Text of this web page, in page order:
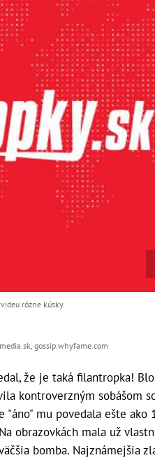
rôzne kúsky.
gossip.whyfame.com
že je taká filantropka!
kontroverzným sobášom
"áno" mu povedala ešte ako
obrazovkách mala už
bomba. Najznámejšia